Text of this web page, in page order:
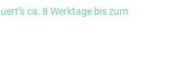
ca. 8 Werktage bis zum